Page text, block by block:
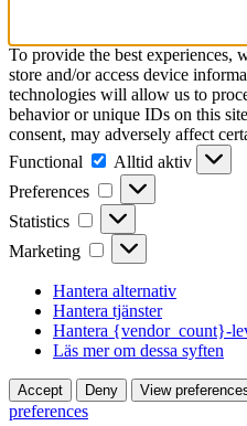
To provide the best experiences,
store and/or access device
technologies will allow us to
behavior or unique IDs on this
consent, may adversely affect
Functional
Functional
Alltid aktiv
Preferences
Preferences
Statistics Statistics
Marketing Marketing
Hantera alternativ
Hantera tjänster
Hantera {vendor_count}-
Läs mer om dessa syften
Accept Deny View
preferences